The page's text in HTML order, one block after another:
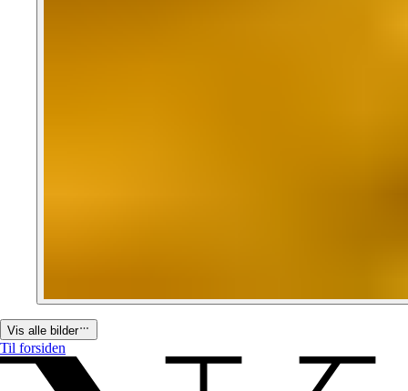
Vis alle bilder
Til forsiden